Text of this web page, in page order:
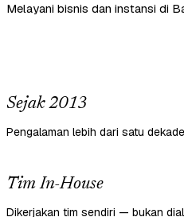
Melayani bisnis dan instansi di
Sejak 2013
Pengalaman lebih dari satu
Tim In-House
Dikerjakan tim sendiri — bukan